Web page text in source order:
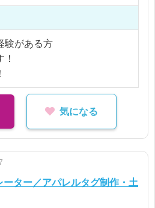
ください！
験がある方
気になる
ター／アパレルタグ制作・土